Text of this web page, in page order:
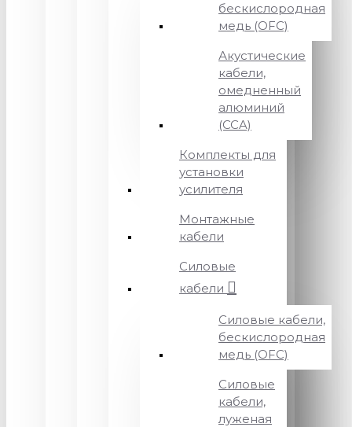
бескислородная
медь (OFC)
Акустические
кабели,
омедненный
алюминий
(CCA)
Комплекты для
установки
усилителя
Монтажные
кабели
Силовые
кабели
Силовые кабели,
бескислородная
медь (OFC)
Силовые
кабели,
луженая